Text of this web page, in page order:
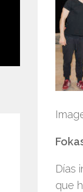
Días
que